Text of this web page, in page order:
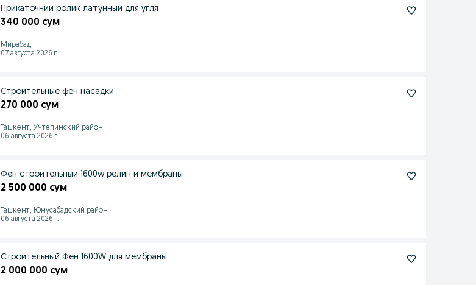
Прикаточний ролик латунный для угля
340 000 сум
Мирабад
07 августа 2026 г.
Строительные фен насадки
270 000 сум
Ташкент, Учтепинский район
06 августа 2026 г.
Фен строительный 1600w релин и мембраны
2 500 000 сум
Ташкент, Юнусабадский район
06 августа 2026 г.
Строительный Фен 1600W для мембраны
2 000 000 сум